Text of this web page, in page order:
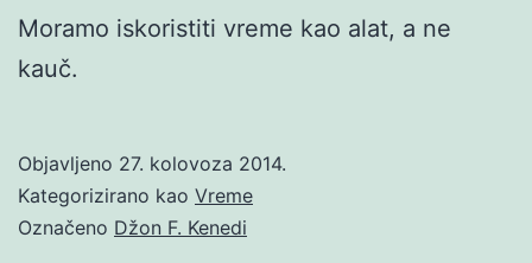
Moramo iskoristiti vreme kao alat, a ne
kauč.
Objavljeno 27. kolovoza 2014.
Kategorizirano kao Vreme
Označeno Džon F. Kenedi